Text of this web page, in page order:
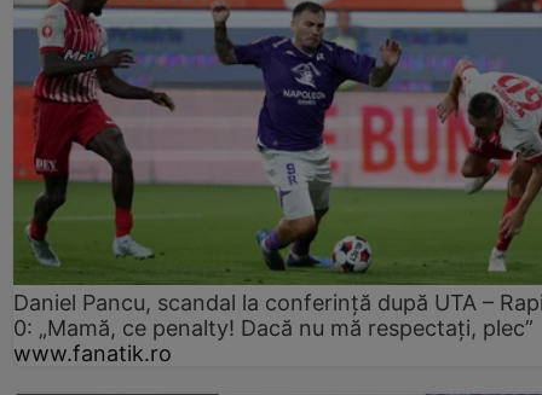
Daniel Pancu, scandal la conferință după UTA –
0: „Mamă, ce penalty! Dacă nu mă respectați, plec”
www.fanatik.ro